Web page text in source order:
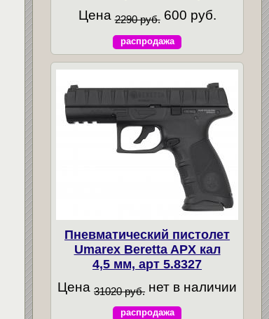
Цена 2290 руб. 600 руб.
распродажа
Пневматический пистолет
Umarex Beretta APX кал
4,5 мм, арт 5.8327
Цена31020 руб. нет в наличии
распродажа